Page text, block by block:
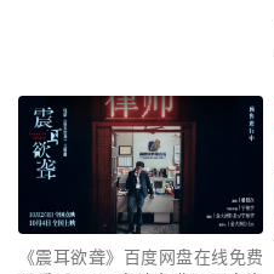
《震耳欲聋》百度网盘在线免费